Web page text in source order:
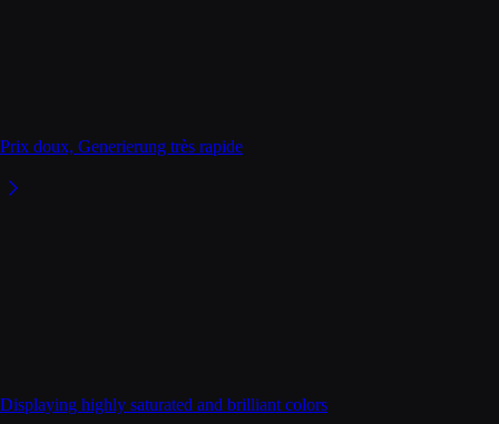
Prix doux, Generierung très rapide
Displaying highly saturated and brilliant colors